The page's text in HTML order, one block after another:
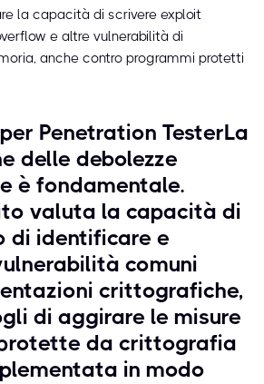
la capacità di scrivere exploit
e altre vulnerabilità di
anche contro programmi protetti
Penetration TesterLa
delle debolezze
è fondamentale.
valuta la capacità di
di identificare e
comuni
crittografiche,
di aggirare le misure
da crittografia
in modo